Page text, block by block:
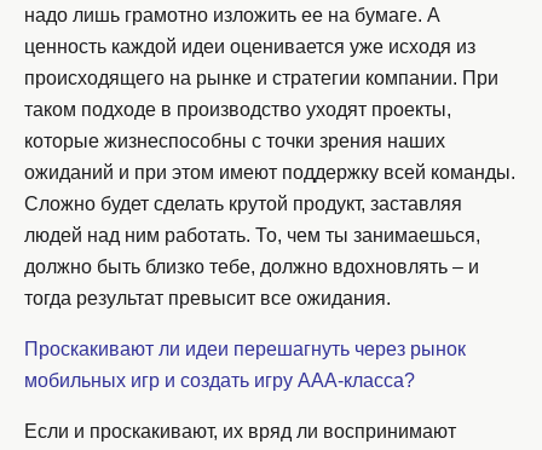
надо лишь грамотно изложить ее на бумаге. А
ценность каждой идеи оценивается уже исходя из
происходящего на рынке и стратегии компании. При
таком подходе в производство уходят проекты,
которые жизнеспособны с точки зрения наших
ожиданий и при этом имеют поддержку всей команды.
Сложно будет сделать крутой продукт, заставляя
людей над ним работать. То, чем ты занимаешься,
должно быть близко тебе, должно вдохновлять – и
тогда результат превысит все ожидания.
Проскакивают ли идеи перешагнуть через рынок
мобильных игр и создать игру ААА-класса?
Если и проскакивают, их вряд ли воспринимают